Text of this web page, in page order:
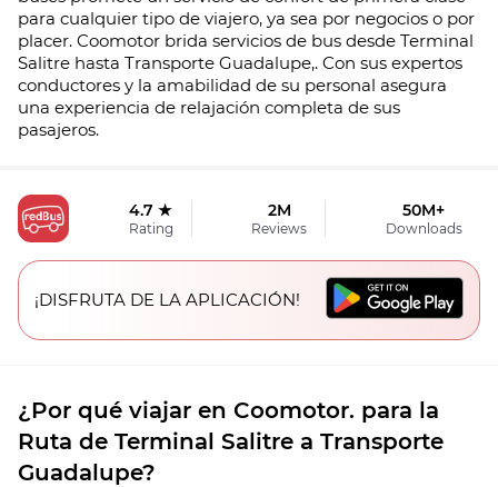
para cualquier tipo de viajero, ya sea por negocios o por
placer. Coomotor brida servicios de bus desde Terminal
Salitre hasta Transporte Guadalupe,. Con sus expertos
conductores y la amabilidad de su personal asegura
una experiencia de relajación completa de sus
pasajeros.
4.7 ★
Rating
2M
Reviews
50M+
Downloads
¡DISFRUTA DE LA APLICACIÓN!
¿Por qué viajar en Coomotor. para la
Ruta de Terminal Salitre a Transporte
Guadalupe?